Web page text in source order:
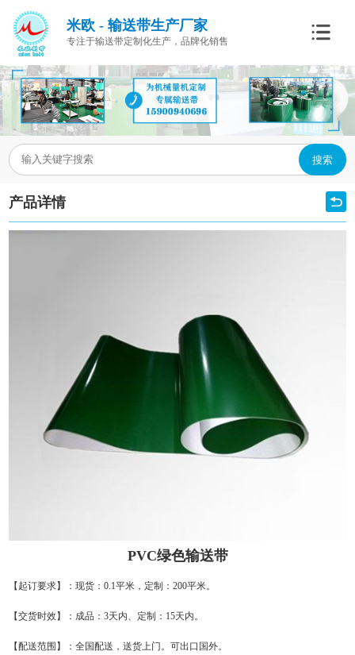
米欧 - 输送带生产厂家
专注于输送带定制化生产，品牌化销售
搜索
产品详情
PVC绿色输送带
【起订要求】：现货：0.1平米，定制：200平米。
【交货时效】：成品：3天内、定制：15天内。
【配送范围】：全国配送，送货上门。可出口国外。